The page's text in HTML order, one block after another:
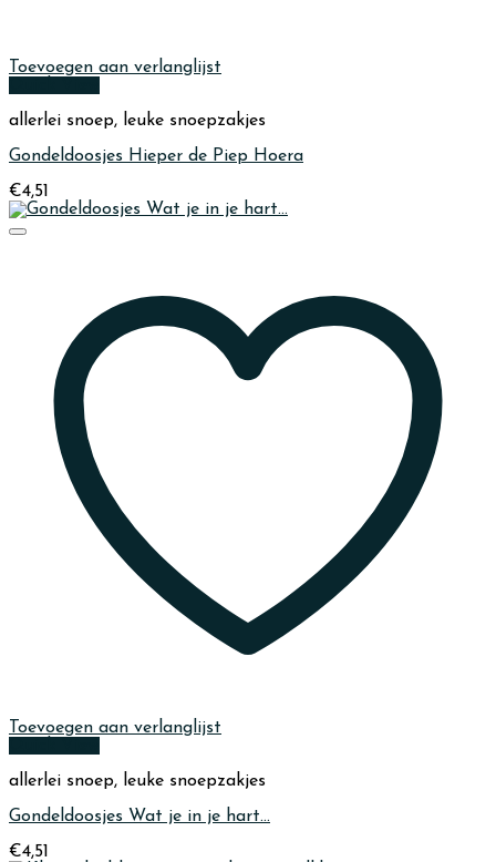
Toevoegen aan verlanglijst
allerlei snoep, leuke snoepzakjes
Gondeldoosjes Hieper de Piep Hoera
€4,51
Toevoegen aan verlanglijst
allerlei snoep, leuke snoepzakjes
Gondeldoosjes Wat je in je hart…
€4,51